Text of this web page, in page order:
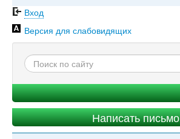
Вход
Версия для слабовидящих
Написать письмо